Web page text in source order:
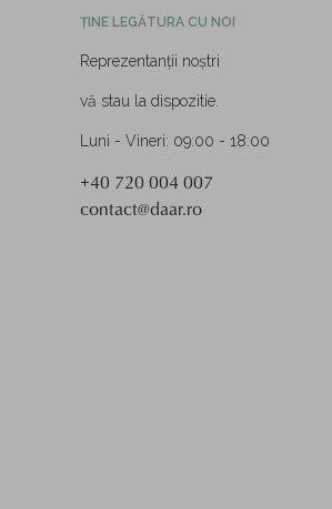
ȚINE LEGĂTURA CU NOI
Reprezentanții noștri
vă stau la dispozitie.
Luni - Vineri: 09:00 - 18:00
+40 720 004 007
contact@daar.ro